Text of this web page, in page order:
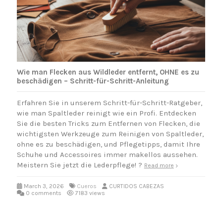
Wie man Flecken aus Wildleder entfernt, OHNE es zu
beschädigen – Schritt-für-Schritt-Anleitung
Erfahren Sie in unserem Schritt-für-Schritt-Ratgeber,
wie man Spaltleder reinigt wie ein Profi. Entdecken
Sie die besten Tricks zum Entfernen von Flecken, die
wichtigsten Werkzeuge zum Reinigen von Spaltleder,
ohne es zu beschädigen, und Pflegetipps, damit Ihre
Schuhe und Accessoires immer makellos aussehen.
Meistern Sie jetzt die Lederpflege! ?️ Read more
March 3, 2026 Cueros
CURTIDOS CABEZAS
0 comments
7183 views